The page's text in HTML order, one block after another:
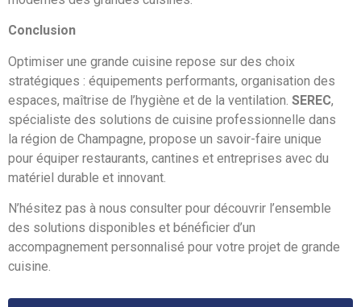
Conclusion
Optimiser une grande cuisine repose sur des choix
stratégiques : équipements performants, organisation des
espaces, maîtrise de l’hygiène et de la ventilation. SEREC,
spécialiste des solutions de cuisine professionnelle dans
la région de Champagne, propose un savoir-faire unique
pour équiper restaurants, cantines et entreprises avec du
matériel durable et innovant.
N’hésitez pas à nous consulter pour découvrir l’ensemble
des solutions disponibles et bénéficier d’un
accompagnement personnalisé pour votre projet de grande
cuisine.